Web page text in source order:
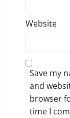
Website
Save my
and
browser
time I